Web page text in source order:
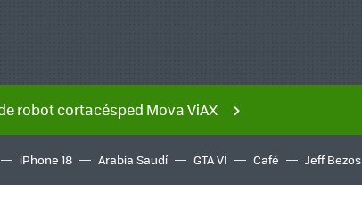
robot cortacésped Mova ViAX
iPhone 18 Arabia Saudí GTA VI Café Jeff Bezos